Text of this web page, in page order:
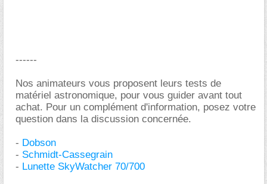
------
Nos animateurs vous proposent leurs tests de
matériel astronomique, pour vous guider avant tout
achat. Pour un complément d'information, posez votre
question dans la discussion concernée.
- Dobson
- Schmidt-Cassegrain
- Lunette SkyWatcher 70/700